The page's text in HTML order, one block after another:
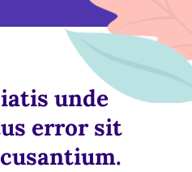
unde
error sit